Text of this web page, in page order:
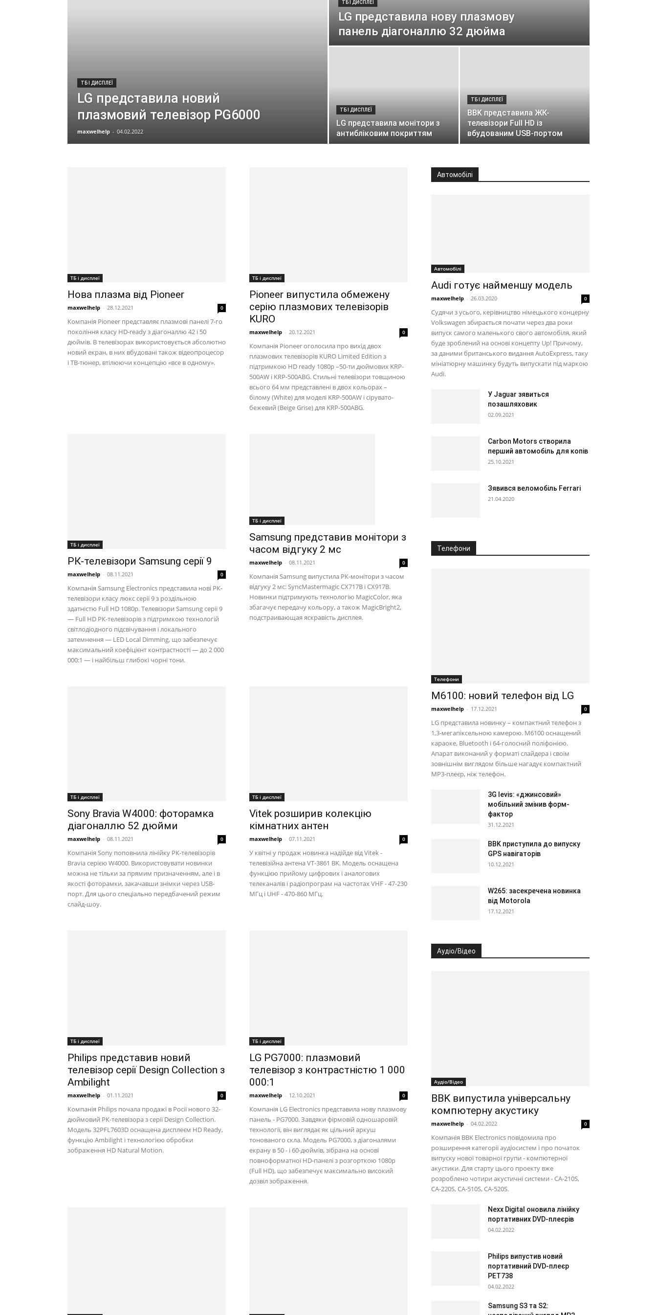
ТБ І ДИСПЛЕЇ
LG представила новий
плазмовий телевізор PG6000
maxwelhelp - 04.02.2022
ТБ І ДИСПЛЕЇ
LG представила нову плазмову
панель діагоналлю 32 дюйма
ТБ І ДИСПЛЕЇ
LG представила монітори з
антибліковим покриттям
ТБ І ДИСПЛЕЇ
BBK представила ЖК-
телевізори Full HD із
вбудованим USB-портом
ТБ і дисплеї
Нова плазма від Pioneer
maxwelhelp - 28.12.2021 0
Компанія Pioneer представляє плазмові панелі 7-го
покоління класу HD-ready з діагоналлю 42 і 50
дюймів. В телевізорах використовується абсолютно
новий екран, в них вбудовані також відеопроцесор
і ТВ-тюнер, втілюючи концепцію «все в одному».
ТБ і дисплеї
Pioneer випустила обмежену
серію плазмових телевізорів
KURO
maxwelhelp - 20.12.2021 0
Компанія Pioneer оголосила про вихід двох
плазмових телевізорів KURO Limited Edition з
підтримкою HD ready 1080p –50-ти дюймових KRP-
500AW і KRP-500ABG. Стильні телевізори товщиною
всього 64 мм представлені в двох кольорах –
білому (White) для моделі KRP-500AW і сірувато-
бежевий (Beige Grise) для KRP-500ABG.
ТБ і дисплеї
РК-телевізори Samsung серії 9
maxwelhelp - 08.11.2021 0
Компанія Samsung Electronics представила нові РК-
телевізори класу люкс серії 9 з роздільною
здатністю Full HD 1080p. Телевізори Samsung серії 9
— Full HD РК-телевізорів з підтримкою технологій
світлодіодного підсвічування і локального
затемнення — LED Local Dimming, що забезпечує
максимальний коефіцієнт контрастності — до 2 000
000:1 — і найбільш глибокі чорні тони.
ТБ і дисплеї
Samsung представив монітори з
часом відгуку 2 мс
maxwelhelp - 08.11.2021 0
Компанія Samsung випустила РК-монітори з часом
відгуку 2 мс: SyncMastermagic CX717B і CX917B.
Новинки підтримують технологію MagicColor, яка
збагачує передачу кольору, а також MagicBright2,
подстраивающая яскравість дисплея.
ТБ і дисплеї
Sony Bravia W4000: фоторамка
діагоналлю 52 дюйми
maxwelhelp - 08.11.2021 0
Компанія Sony поповнила лінійку РК-телевізорів
Bravia серією W4000. Використовувати новинки
можна не тільки за прямим призначенням, але і в
якості фоторамки, закачавши знімки через USB-
порт. Для цього спеціально передбачений режим
слайд-шоу.
ТБ і дисплеї
Vitek розширив колекцію
кімнатних антен
maxwelhelp - 07.11.2021 0
У квітні у продаж новинка надійде від Vitek -
телевізійна антена VT-3861 BK. Модель оснащена
функцією прийому цифрових і аналогових
телеканалів і радіопрограм на частотах VHF - 47-230
МГц і UHF - 470-860 МГц.
ТБ і дисплеї
Philips представив новий
телевізор серії Design Collection з
Ambilight
maxwelhelp - 01.11.2021 0
Компанія Philips почала продажі в Росії нового 32-
дюймовий РК-телевізора з серії Design Collection.
Модель 32PFL7603D оснащена дисплеєм HD Ready,
функцію Ambilight і технологією обробки
зображення HD Natural Motion.
ТБ і дисплеї
LG PG7000: плазмовий
телевізор з контрастністю 1 000
000:1
maxwelhelp - 12.10.2021 0
Компанія LG Electronics представила нову плазмову
панель - PG7000. Завдяки фірмовій одношаровій
технології, він виглядає як цільний аркуш
тонованого скла. Модель PG7000, з діагоналями
екрану в 50 - і 60-дюймів, зібрана на основі
повноформатної HD-панелі з розгорткою 1080p
(Full HD), що забезпечує максимально високий
дозвіл зображення.
Автомобілі
Автомобілі
Audi готує найменшу модель
maxwelhelp - 26.03.2020 0
Судячи з усього, керівництво німецького концерну
Volkswagen збирається почати через два роки
випуск самого маленького свого автомобіля, який
буде зроблений на основі концепту Up! Причому,
за даними британського видання AutoExpress, таку
мініатюрну машинку будуть випускати під маркою
Audi.
У Jaguar зявиться
позашляховик
02.09.2021
Carbon Motors створила
перший автомобіль для копів
25.10.2021
Зявився веломобіль Ferrari
21.04.2020
Телефони
Телефони
M6100: новий телефон від LG
maxwelhelp - 17.12.2021 0
LG представила новинку – компактний телефон з
1,3-мегапіксельною камерою. M6100 оснащений
караоке, Bluetooth і 64-голосний поліфонією.
Апарат виконаний у форматі слайдера і своїм
зовнішнім виглядом більше нагадує компактний
MP3-плеєр, ніж телефон.
3G levis: «джинсовий»
мобільний змінив форм-
фактор
31.12.2021
BBK приступила до випуску
GPS навігаторів
10.12.2021
W265: засекречена новинка
від Motorola
17.12.2021
Аудіо/Відео
Аудіо/Відео
BBK випустила універсальну
компютерну акустику
maxwelhelp - 04.02.2022 0
Компанія BBK Electronics повідомила про
розширення категорії аудіосистем і про початок
випуску нової товарної групи - компютерної
акустики. Для старту цього проекту вже
розроблено чотири акустичні системи - CA-210S,
CA-220S, CA-510S, CA-520S.
Nexx Digital оновила лінійку
портативних DVD-плеєрів
04.02.2022
Philips випустив новий
портативний DVD-плеєр
PET738
04.02.2022
Samsung S3 та S2: